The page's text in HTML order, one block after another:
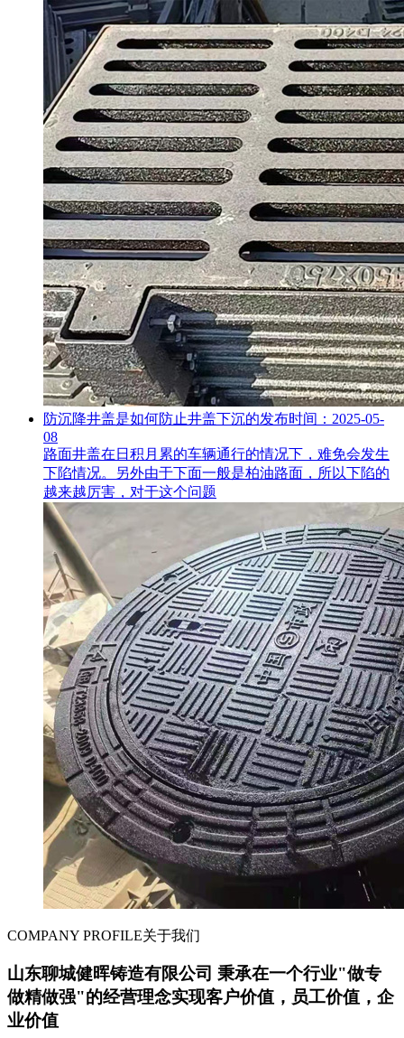
防沉降井盖是如何防止井盖下沉的发布时间：2025-05-
08
路面井盖在日积月累的车辆通行的情况下，难免会发生
下陷情况。另外由于下面一般是柏油路面，所以下陷的
越来越厉害，对于这个问题
COMPANY PROFILE关于我们
山东聊城健晖铸造有限公司 秉承在一个行业"做专
做精做强"的经营理念实现客户价值，员工价值，企
业价值